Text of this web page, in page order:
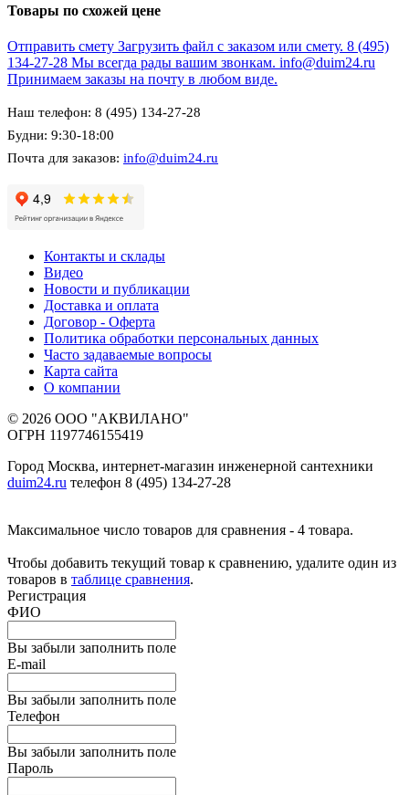
Товары по схожей цене
Отправить смету Загрузить файл с заказом или смету. 8 (495)
134-27-28 Мы всегда рады вашим звонкам. info@duim24.ru
Принимаем заказы на почту в любом виде.
Наш телефон: 8 (495) 134-27-28
Будни: 9:30-18:00
Почта для заказов: info@duim24.ru
Контакты и склады
Видео
Новости и публикации
Доставка и оплата
Договор - Оферта
Политика обработки персональных данных
Часто задаваемые вопросы
Карта сайта
О компании
© 2026 ООО "АКВИЛАНО"
ОГРН 1197746155419
Город Москва, интернет-магазин инженерной сантехники
duim24.ru телефон 8 (495) 134-27-28
Максимальное число товаров для сравнения - 4 товара.
Чтобы добавить текущий товар к сравнению, удалите один из
товаров в таблице сравнения.
Регистрация
ФИО
Вы забыли заполнить поле
E-mail
Вы забыли заполнить поле
Телефон
Вы забыли заполнить поле
Пароль